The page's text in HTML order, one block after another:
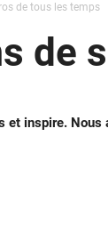
de tous les temps
de
et inspire.